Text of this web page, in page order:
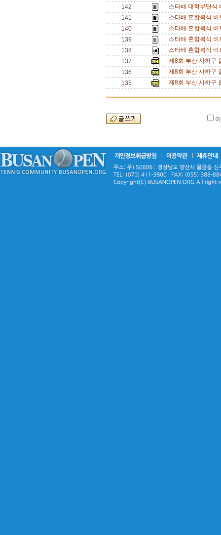
142
스타배 대학부단
141
스타배 혼합복식
140
스타배 혼합복식
139
스타배 혼합복식
138
스타배 혼합복식
137
제8회 부산 사하구
136
제8회 부산 사하구
135
제8회 부산 사하구